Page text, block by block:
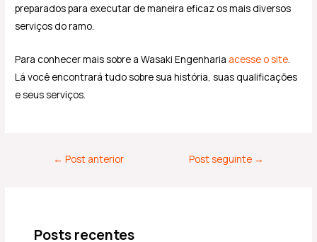
preparados para executar de maneira eficaz os mais diversos
serviços do ramo.
Para conhecer mais sobre a Wasaki Engenharia acesse o site
Lá você encontrará tudo sobre sua história, suas qualificações
e seus serviços.
← Post anterior Post seguinte →
Posts recentes